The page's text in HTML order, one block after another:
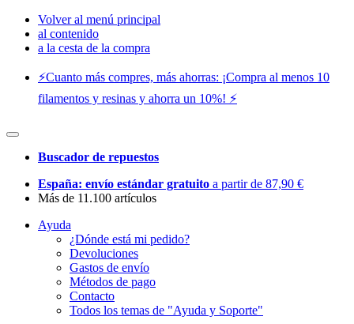
Volver al menú principal
al contenido
a la cesta de la compra
⚡️Cuanto más compres, más ahorras: ¡Compra al menos 10
filamentos y resinas y ahorra un 10%! ⚡️
Buscador de repuestos
España: envío estándar gratuito a partir de 87,90 €
Más de 11.100 artículos
Ayuda
¿Dónde está mi pedido?
Devoluciones
Gastos de envío
Métodos de pago
Contacto
Todos los temas de "Ayuda y Soporte"